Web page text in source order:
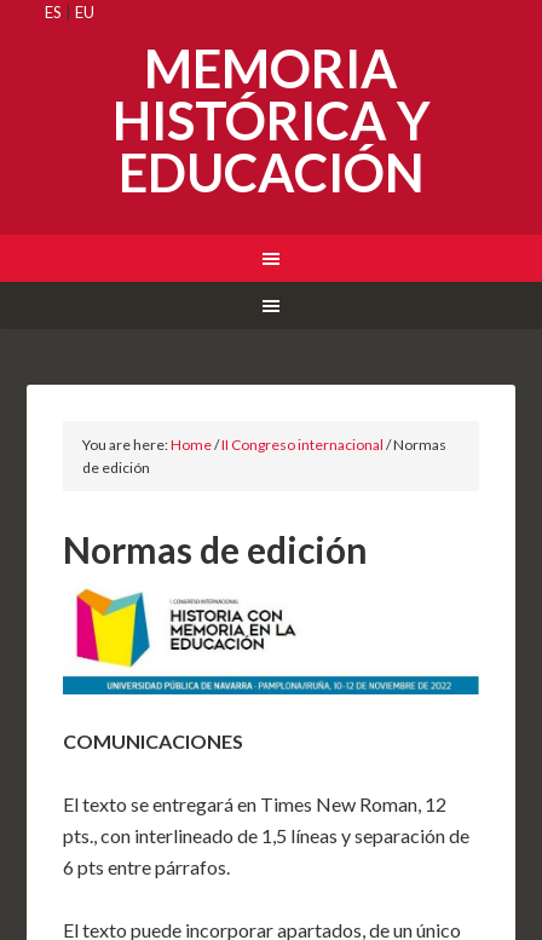
ES EU
MEMORIA
HISTÓRICA Y
EDUCACIÓN
You are here:Home/II Congreso internacional /Normas
de edición
Normas de edición
COMUNICACIONES
El texto se entregará en Times New Roman, 12
pts., con interlineado de 1,5 líneas y separación de
6 pts entre párrafos.
El texto puede incorporar apartados, de un único